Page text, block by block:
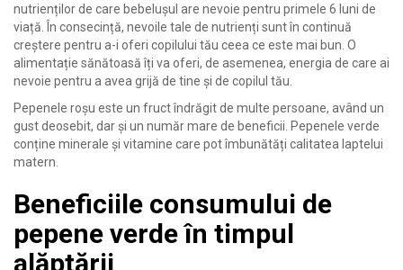
nutrienților de care bebelușul are nevoie pentru primele 6 luni de
viață. În consecință, nevoile tale de nutrienți sunt în continuă
creștere pentru a-i oferi copilului tău ceea ce este mai bun. O
alimentație sănătoasă îți va oferi, de asemenea, energia de care ai
nevoie pentru a avea grijă de tine și de copilul tău.
Pepenele roșu este un fruct îndrăgit de multe persoane, având un
gust deosebit, dar și un număr mare de beneficii. Pepenele verde
conține minerale și vitamine care pot îmbunătăți calitatea laptelui
matern.
Beneficiile consumului de
pepene verde în timpul
alăptării